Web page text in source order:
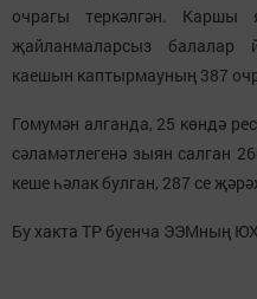
очрагы теркәлгән.
җайланмаларсыз балалар
каешын каптырмауның 387
Гомумән алганда, 25 көндә
сәламәтлегенә зыян салган
кеше һәлак булган, 287 се
Бу хакта ТР буенча ЭЭМның